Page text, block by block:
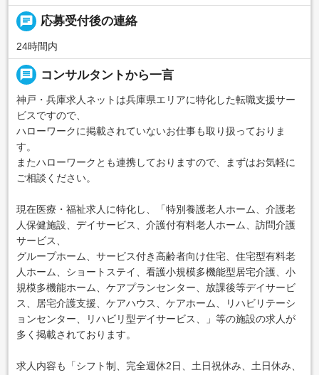
chat 応募受付後の連絡
24時間内
message コンサルタントから一言
神戸・兵庫求人ネットは兵庫県エリアに特化した転職支援サー
ビスですので、
ハローワークに掲載されていないお仕事も取り扱っておりま
す。
またハローワークとも連携しておりますので、まずはお気軽に
ご相談ください。
現在医療・福祉求人に特化し、「特別養護老人ホーム、介護老
人保健施設、デイサービス、介護付有料老人ホーム、訪問介護
サービス、
グループホーム、サービス付き高齢者向け住宅、住宅型有料老
人ホーム、ショートステイ、看護小規模多機能型居宅介護、小
規模多機能ホーム、ケアプランセンター、放課後等デイサービ
ス、居宅介護支援、ケアハウス、ケアホーム、リハビリテーシ
ョンセンター、リハビリ型デイサービス、」等の施設の求人が
多く掲載されております。
求人内容も「シフト制、完全週休2日、土日祝休み、土日休み、